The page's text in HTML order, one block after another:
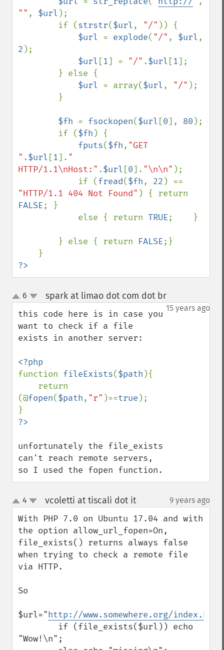
"" , $url );
        if (
strstr($url, "/" )) {
$url = explode( "/" , $url
2 );
$url [1] = "/" .$url [1];
$url = array($url, "/" );
$fh = fsockopen($url [0], 80 );
        if (
$fh ) {
fputs($fh, "GET
" .$url [1]. "
HTTP/1.1\nHost:" .$url [0]. "\n\n" );
            if (
fread($fh, 22
"HTTP/1.1 404 Not Found"
FALSE; }
            else { return
TRUE;    }
        } else { return
FALSE;}
?>
up
down
6 spark at limao dot com dot br¶
15 years ago
this code here is in case you
want to check if a file
exists in another server:
function fileExists($path ){
(@fopen($path, "r" )==true );
unfortunately the file_exists
can't reach remote servers,
so I used the fopen function.
up
down
4 vcoletti at tiscali dot it¶ 9 years ago
With PHP 7.0 on Ubuntu 17.04 and with
the option allow_url_fopen=On,
file_exists() returns always false
when trying to check a remote file
via HTTP.
So
$url="http://www.somewhere.org/index.htm
"Wow!\n";